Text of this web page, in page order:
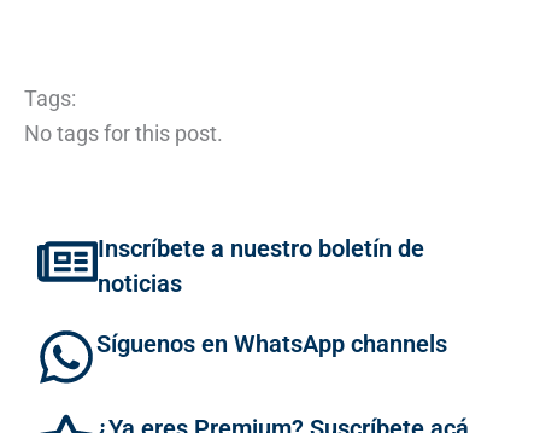
Tags:
No tags for this post.
Inscríbete a nuestro boletín de
noticias
Síguenos en WhatsApp channels